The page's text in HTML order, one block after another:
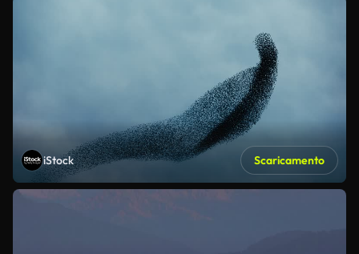
iStock Scaricamento